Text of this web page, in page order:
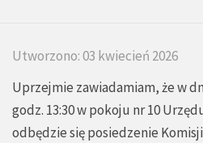
Utworzono: 03 kwiecień 2026
Uprzejmie zawiadamiam, że w
godz. 13:30 w pokoju nr 10
odbędzie się posiedzenie